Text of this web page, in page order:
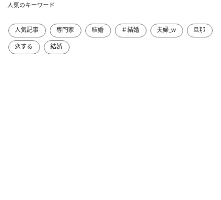
人気のキーワード
人気記事 専門家 結婚 ＃結婚 夫婦_w
旦那
恋する
結婚